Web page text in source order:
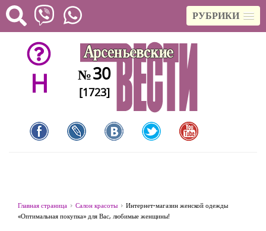
РУБРИКИ
H №30
[1723]
Главная страница Салон красоты
Интернет-магазин женской одежды
«Оптимальная покупка» для Вас, любимые женщины!